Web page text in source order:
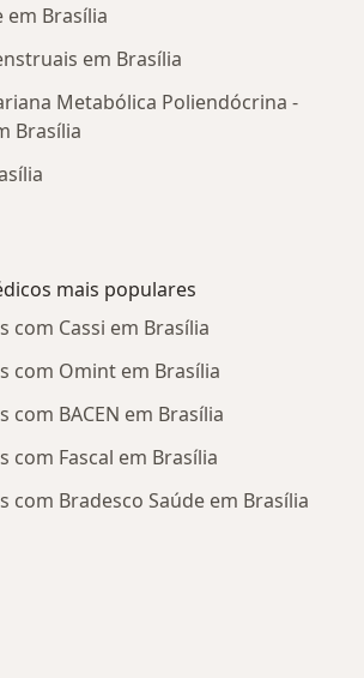
em Brasília
em Brasília
Metabólica Poliendócrina -
Brasília
mais populares
com Cassi em Brasília
com Omint em Brasília
com BACEN em Brasília
com Fascal em Brasília
com Bradesco Saúde em Brasília